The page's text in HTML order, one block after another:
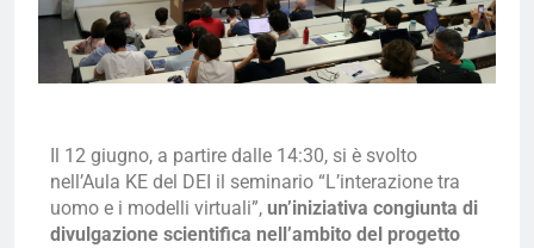
Il 12 giugno, a partire dalle 14:30, si è svolto
nell’Aula KE del DEI il seminario “L’interazione tra
uomo e i modelli virtuali”, un’iniziativa congiunta di
divulgazione scientifica nell’ambito del progetto